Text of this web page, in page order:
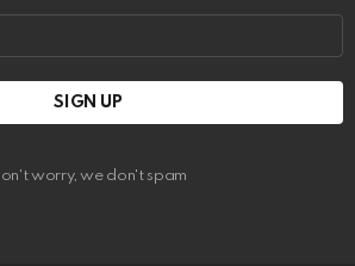
worry, we don't spam